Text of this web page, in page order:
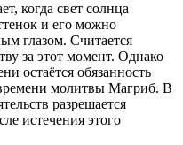
когда свет солнца
и его можно
глазом. Считается
за этот момент. Однако
остаётся обязанность
молитвы Магриб. В
разрешается
истечения этого